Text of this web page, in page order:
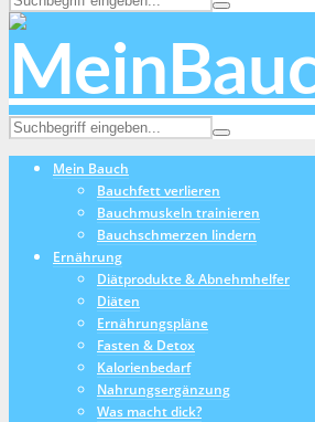
Mein Bauch
Bauchfett verlieren
Bauchmuskeln trainieren
Bauchschmerzen lindern
Ernährung
Diätprodukte & Abnehmhelfer
Diäten
Ernährungspläne
Fasten & Detox
Kalorienbedarf
Nahrungsergänzung
Was macht dick?